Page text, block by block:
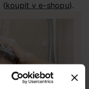
(koupit v e-shopu).